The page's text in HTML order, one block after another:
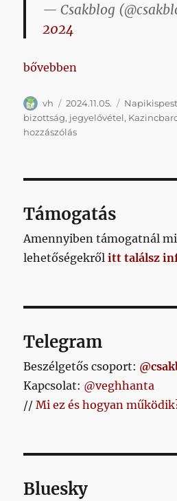
— Csakblog
2024
„Napikispest 2024/11/05”
bővebben
Szerző
vh Közzétéve
2024.11.05. Kategória
Napikispest
bizottság, jegyelővétel,
hozzászólásNapikispest
Támogatás
Amennyiben támogatnál
lehetőségekrőlitt találsz
Telegram
Beszélgetős csoport:
Kapcsolat: @veghhanta
//Mi ez és hogyan
Bluesky